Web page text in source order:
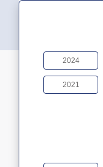
2024
2021